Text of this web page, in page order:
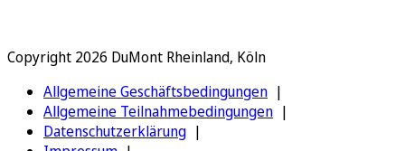
Copyright 2026 DuMont Rheinland, Köln
Allgemeine Geschäftsbedingungen
Allgemeine Teilnahmebedingungen
Datenschutzerklärung